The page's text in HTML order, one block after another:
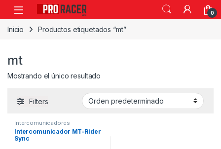
0
Inicio Productos etiquetados “mt”
mt
Mostrando el único resultado
Filters
Intercomunicadores
Intercomunicador MT-Rider
Sync